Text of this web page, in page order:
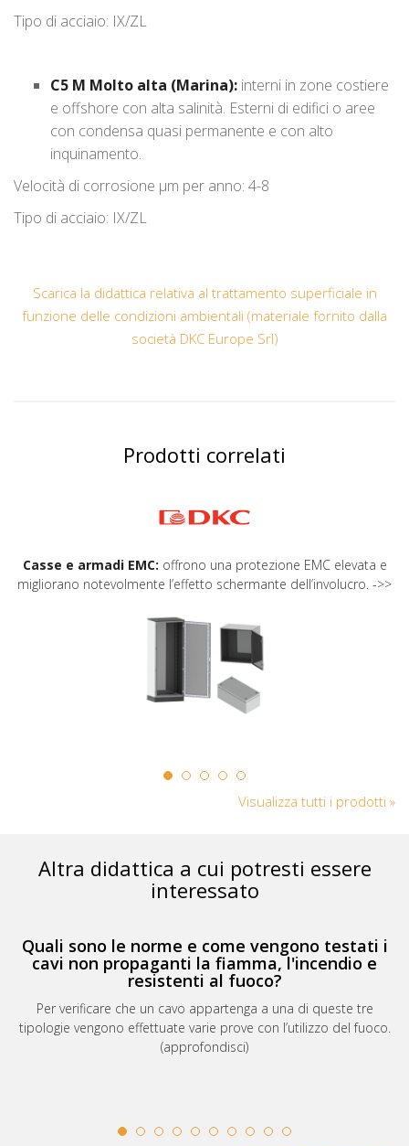
Tipo di acciaio: IX/ZL
C5 M Molto alta (Marina): interni in zone costiere
e offshore con alta salinità. Esterni di edifici o aree
con condensa quasi permanente e con alto
inquinamento.
Velocità di corrosione μm per anno: 4-8
Tipo di acciaio: IX/ZL
Scarica la didattica relativa al trattamento superficiale in
funzione delle condizioni ambientali (materiale fornito dalla
società DKC Europe Srl)
Prodotti correlati
Casse e armadi EMC: offrono una protezione EMC elevata e
migliorano notevolmente l’effetto schermante dell’involucro. ->>
Visualizza tutti i prodotti »
Altra didattica a cui potresti essere
interessato
Quali sono le norme e come vengono testati i
cavi non propaganti la fiamma, l'incendio e
resistenti al fuoco?
Per verificare che un cavo appartenga a una di queste tre
tipologie vengono effettuate varie prove con l’utilizzo del fuoco.
(approfondisci)